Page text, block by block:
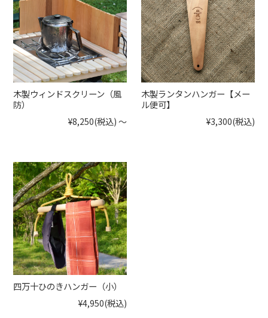
木製ウィンドスクリーン（風
防）
¥8,250(税込) ～
木製ランタンハンガー【メー
ル便可】
¥3,300(税込)
四万十ひのきハンガー（小）
¥4,950(税込)